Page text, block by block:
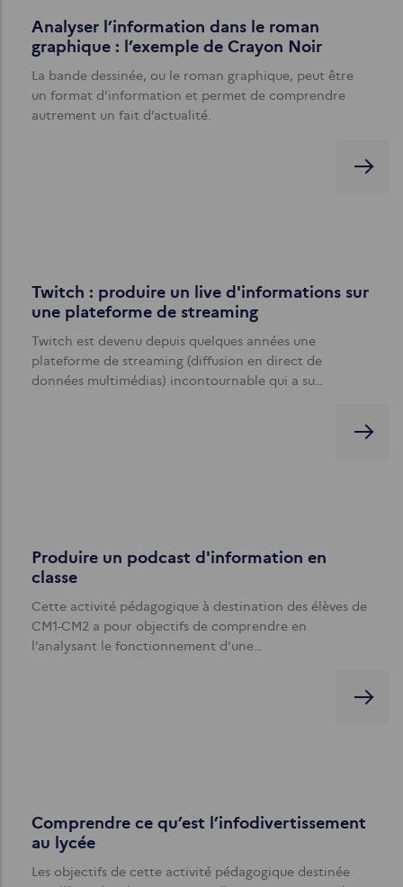
Analyser l’information dans le roman
graphique : l’exemple de Crayon Noir
La bande dessinée, ou le roman graphique, peut être
un format d’information et permet de comprendre
autrement un fait d’actualité.
Twitch : produire un live d'informations sur
une plateforme de streaming
Twitch est devenu depuis quelques années une
plateforme de streaming (diffusion en direct de
données multimédias) incontournable qui a su…
Produire un podcast d'information en
classe
Cette activité pédagogique à destination des élèves de
CM1-CM2 a pour objectifs de comprendre en
l’analysant le fonctionnement d’une…
Comprendre ce qu’est l’infodivertissement
au lycée
Les objectifs de cette activité pédagogique destinée